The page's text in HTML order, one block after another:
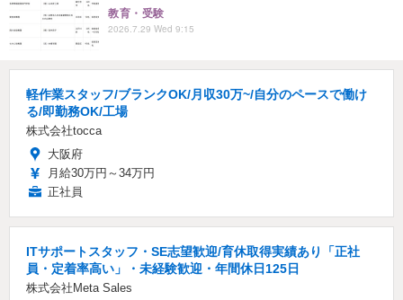
教育・受験
2026.7.29 Wed 9:15
軽作業スタッフ/ブランクOK/月収30万~/自分のペースで働け
る/即勤務OK/工場
株式会社tocca
大阪府
月給30万円～34万円
正社員
ITサポートスタッフ・SE志望歓迎/育休取得実績あり「正社
員・定着率高い」・未経験歓迎・年間休日125日
株式会社Meta Sales